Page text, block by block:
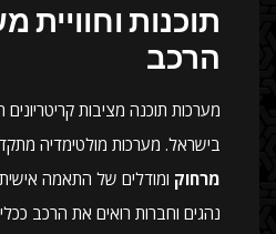
תוכנות
הרכב
מערכות תוכנה מציבות קריטריונים
בישראל. מערכות מולטימדיה
מרחוק ומודלים של התאמה
נהגים וחברות רואים את הרכב